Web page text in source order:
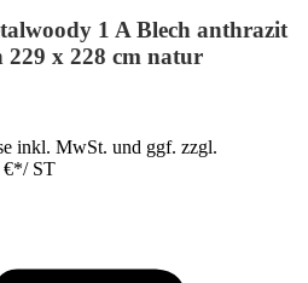
1 A Blech anthrazit
x 228 cm natur
inkl. MwSt. und ggf. zzgl.
€*/ ST